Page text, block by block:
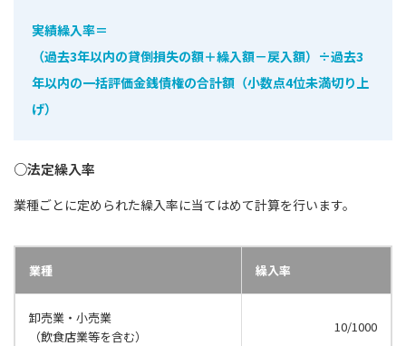
実績繰入率＝
（過去3年以内の貸倒損失の額＋繰入額－戻入額）÷過去3
年以内の一括評価金銭債権の合計額（小数点4位未満切り上
げ）
○法定繰入率
業種ごとに定められた繰入率に当てはめて計算を行います。
業種 繰入率
卸売業・小売業
（飲食店業等を含む）
10/1000